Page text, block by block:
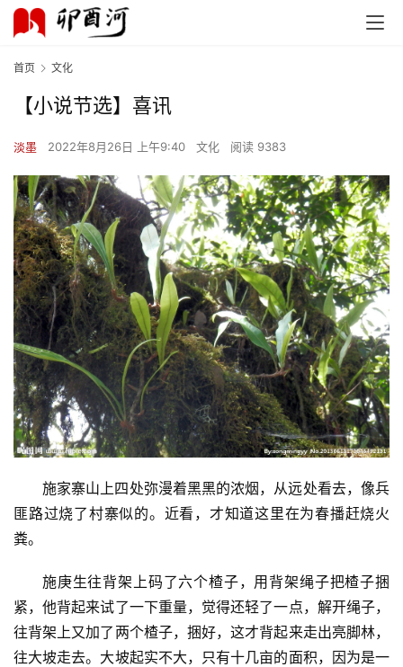
首页 文化
【小说节选】喜讯
淡墨 2022年8月26日 上午9:40 文化 阅读 9383
施家寨山上四处弥漫着黑黑的浓烟，从远处看去，像兵
匪路过烧了村寨似的。近看，才知道这里在为春播赶烧火
粪。
施庚生往背架上码了六个楂子，用背架绳子把楂子捆
紧，他背起来试了一下重量，觉得还轻了一点，解开绳子，
往背架上又加了两个楂子，捆好，这才背起来走出亮脚林，
往大坡走去。大坡起实不大，只有十几亩的面积，因为是一